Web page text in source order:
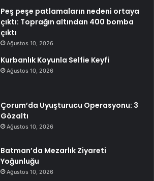
Peş peşe patlamaların nedeni ortaya
çıktı: Toprağın altından 400 bomba
çıktı
Ağustos 10, 2026
Kurbanlık Koyunla Selfie Keyfi
Ağustos 10, 2026
Çorum’da Uyuşturucu Operasyonu: 3
Gözaltı
Ağustos 10, 2026
Batman’da Mezarlık Ziyareti
Yoğunluğu
Ağustos 10, 2026